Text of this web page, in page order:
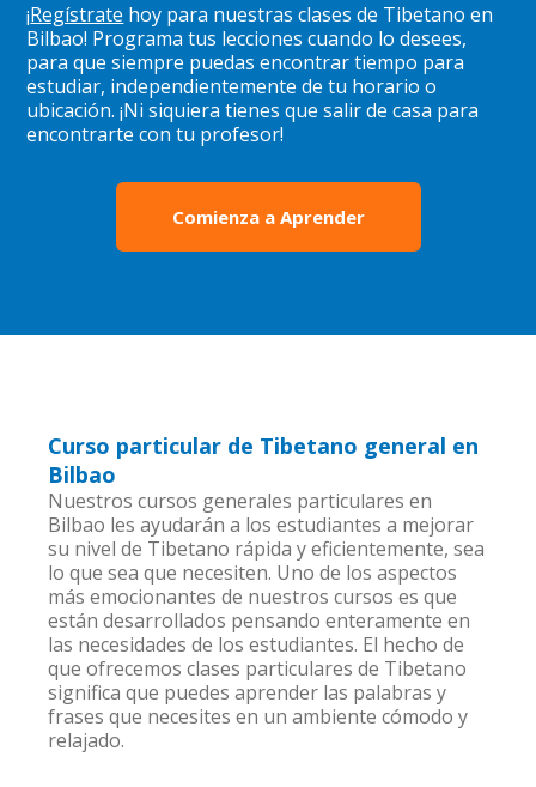
¡Regístrate hoy para nuestras clases de Tibetano en
Bilbao! Programa tus lecciones cuando lo desees,
para que siempre puedas encontrar tiempo para
estudiar, independientemente de tu horario o
ubicación. ¡Ni siquiera tienes que salir de casa para
encontrarte con tu profesor!
Comienza a Aprender
Curso particular de Tibetano general en
Bilbao
Nuestros cursos generales particulares en
Bilbao les ayudarán a los estudiantes a mejorar
su nivel de Tibetano rápida y eficientemente, sea
lo que sea que necesiten. Uno de los aspectos
más emocionantes de nuestros cursos es que
están desarrollados pensando enteramente en
las necesidades de los estudiantes. El hecho de
que ofrecemos clases particulares de Tibetano
significa que puedes aprender las palabras y
frases que necesites en un ambiente cómodo y
relajado.